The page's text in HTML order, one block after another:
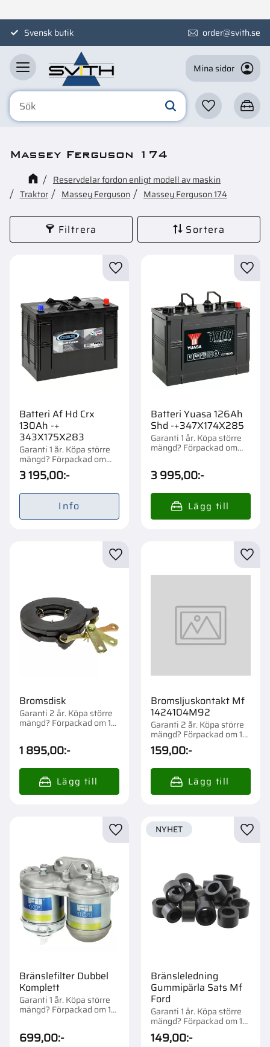
MenySvensk butik order@svith.se
Mina sidor
Favoriter
Massey Ferguson 174
Reservdelar fordon enligt modell av maskin
Traktor
Massey Ferguson Massey Ferguson 174
Filtrera Sortera
Batteri Af Hd Crx
130Ah -+
343X175X283
Garanti 1 år. Köpa större
mängd? Förpackad om
1/24 st.
3 195,00:-
Lägg till i favoriter
Info
Batteri Yuasa 126Ah
Shd -+347X174X285
Garanti 1 år. Köpa större
mängd? Förpackad om
3 995,00:-
Bromsdisk
Garanti 2 år. Köpa större
mängd? Förpackad om 1
1 895,00:-
Lägg till i favoriter
Bromsljuskontakt Mf
1424104M92
Garanti 2 år. Köpa större
mängd? Förpackad om 1
st.
159,00:-
Bränslefilter Dubbel
Komplett
Garanti 1 år. Köpa större
mängd? Förpackad om 1
699,00:-
Lägg till i favoriter
Bränsleledning
Gummipärla Sats Mf
Ford
Garanti 1 år. Köpa större
mängd? Förpackad om 1
st.
149,00:-
NYHET